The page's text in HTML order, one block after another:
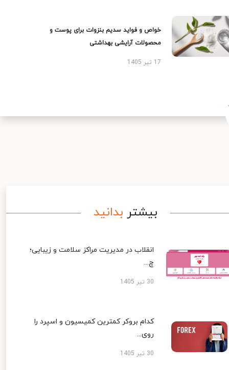
خواص و فواید سدیم بنزوات برای پوست و
محصولات آرایشی بهداشتی
17 تیر 1405
بیشتر بدانید
انقلاب در مدیریت مراکز سلامت و زیبایی؛
چ...
30 تیر 1405
کدام بروکر کمترین کمیسیون و اسپرد را
روی...
30 تیر 1405